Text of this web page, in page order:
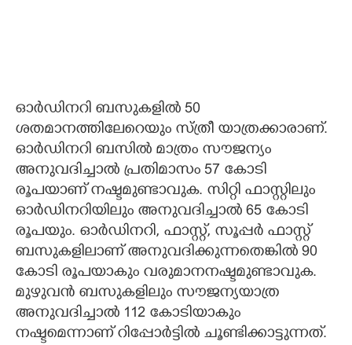
ഓർഡിനറി ബസുകളിൽ 50
ശതമാനത്തിലേറെയും സ്ത്രീ യാത്രക്കാരാണ്.
ഓർഡിനറി ബസിൽ മാത്രം സൗജന്യം
അനുവദിച്ചാൽ പ്രതിമാസം 57 കോടി
രൂപയാണ് നഷ്ടമുണ്ടാവുക. സിറ്റി ഫാസ്റ്റിലും
ഓർഡിനറിയിലും അനുവദിച്ചാൽ 65 കോടി
രൂപയും. ഓർഡിനറി, ഫാസ്റ്റ്, സൂപ്പർ ഫാസ്റ്റ്
ബസുകളിലാണ് അനുവദിക്കുന്നതെങ്കിൽ 90
കോടി രൂപയാകും വരുമാനനഷ്ടമുണ്ടാവുക.
മുഴുവൻ ബസുകളിലും സൗജന്യയാത്ര
അനുവദിച്ചാൽ 112 കോടിയാകും
നഷ്ടമെന്നാണ് റിപ്പോർട്ടിൽ ചൂണ്ടിക്കാട്ടുന്നത്.